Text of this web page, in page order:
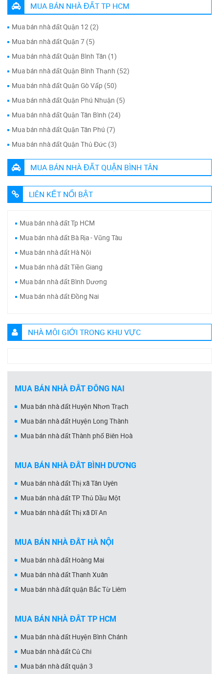
MUA BÁN NHÀ ĐẤT TP HCM
Mua bán nhà đất Quận 12 (2)
Mua bán nhà đất Quận 7 (5)
Mua bán nhà đất Quận Bình Tân (1)
Mua bán nhà đất Quận Bình Thạnh (52)
Mua bán nhà đất Quận Gò Vấp (50)
Mua bán nhà đất Quận Phú Nhuận (5)
Mua bán nhà đất Quận Tân Bình (24)
Mua bán nhà đất Quận Tân Phú (7)
Mua bán nhà đất Quận Thủ Đức (3)
MUA BÁN NHÀ ĐẤT QUẬN BÌNH TÂN
LIÊN KẾT NỔI BẬT
Mua bán nhà đất Tp HCM
Mua bán nhà đất Bà Rịa - Vũng Tàu
Mua bán nhà đất Hà Nội
Mua bán nhà đất Tiền Giang
Mua bán nhà đất Bình Dương
Mua bán nhà đất Đồng Nai
NHÀ MÔI GIỚI TRONG KHU VỰC
MUA BÁN NHÀ ĐẤT ĐỒNG NAI
Mua bán nhà đất Huyện Nhơn Trạch
Mua bán nhà đất Huyện Long Thành
Mua bán nhà đất Thành phố Biên Hoà
MUA BÁN NHÀ ĐẤT BÌNH DƯƠNG
Mua bán nhà đất Thị xã Tân Uyên
Mua bán nhà đất TP Thủ Dầu Một
Mua bán nhà đất Thị xã Dĩ An
MUA BÁN NHÀ ĐẤT HÀ NỘI
Mua bán nhà đất Hoàng Mai
Mua bán nhà đất Thanh Xuân
Mua bán nhà đất quận Bắc Từ Liêm
MUA BÁN NHÀ ĐẤT TP HCM
Mua bán nhà đất Huyện Bình Chánh
Mua bán nhà đất Củ Chi
Mua bán nhà đất quận 3